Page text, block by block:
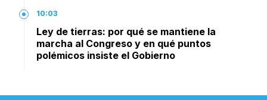
10:03
Ley de tierras: por qué se mantiene la
marcha al Congreso y en qué puntos
polémicos insiste el Gobierno